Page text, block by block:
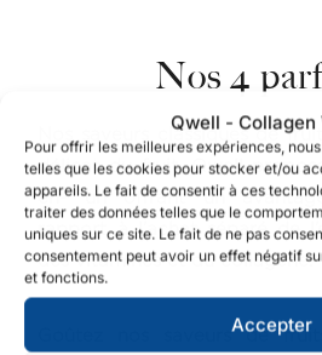
Qwell - Collagen
Pour offrir les meilleures expériences,
telles que les cookies pour stocker et/ou
appareils. Le fait de consentir à ces
traiter des données telles que le
uniques sur ce site. Le fait de ne pas
consentement peut avoir un effet négatif
et fonctions.
Accepter
Nos 4
Nos saveurs classiques de
délicat du fruit. Qwell
en- un offrant un
rapport à l’achat séparé de
des vitamines et du collagène.
Goûtez nos saveurs de